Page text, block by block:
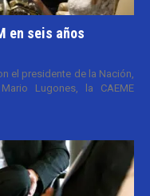
en seis años
el presidente de la Nación,
Lugones, la CAEME